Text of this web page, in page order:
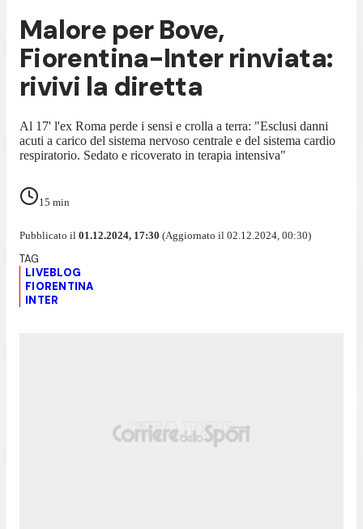
Malore per Bove,
Fiorentina-Inter rinviata:
rivivi la diretta
Al 17' l'ex Roma perde i sensi e crolla a terra: "Esclusi danni
acuti a carico del sistema nervoso centrale e del sistema cardio
respiratorio. Sedato e ricoverato in terapia intensiva"
15 min
Pubblicato il 01.12.2024, 17:30 (Aggiornato il 02.12.2024, 00:30)
LIVEBLOG
FIORENTINA
INTER